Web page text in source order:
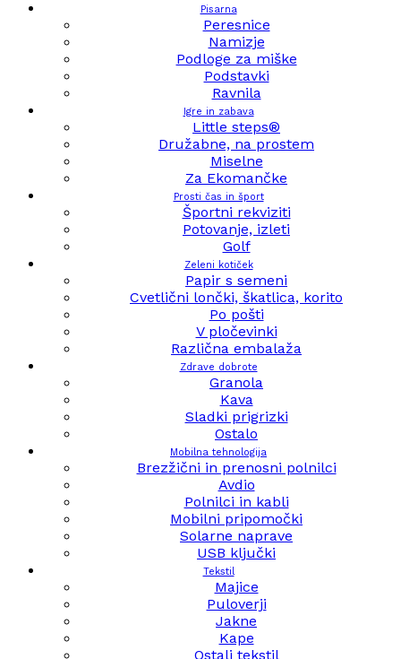
Pisarna
Peresnice
Namizje
Podloge za miške
Podstavki
Ravnila
Igre in zabava
Little steps®
Družabne, na prostem
Miselne
Za Ekomančke
Prosti čas in šport
Športni rekviziti
Potovanje, izleti
Golf
Zeleni kotiček
Papir s semeni
Cvetlični lončki, škatlica, korito
Po pošti
V pločevinki
Različna embalaža
Zdrave dobrote
Granola
Kava
Sladki prigrizki
Ostalo
Mobilna tehnologija
Brezžični in prenosni polnilci
Avdio
Polnilci in kabli
Mobilni pripomočki
Solarne naprave
USB ključki
Tekstil
Majice
Puloverji
Jakne
Kape
Ostali tekstil